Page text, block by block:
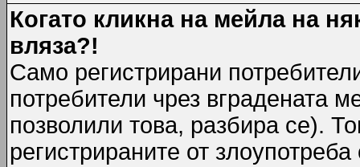
Когато кликна на мейла на
вляза?!
Само регистрирани
потребители чрез вградената
позволили това, разбира се).
регистрираните от